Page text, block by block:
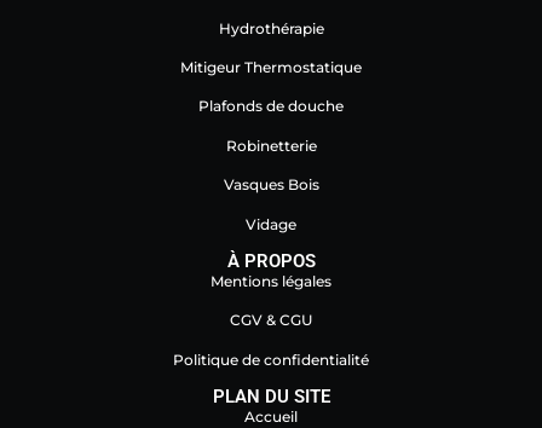
Hydrothérapie
Mitigeur Thermostatique
Plafonds de douche
Robinetterie
Vasques Bois
Vidage
À PROPOS
Mentions légales
CGV & CGU
Politique de confidentialité
PLAN DU SITE
Accueil